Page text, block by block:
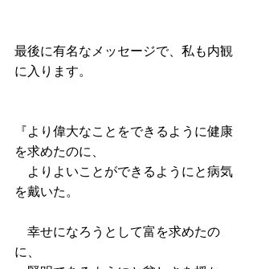
最後に有名なメッセージで、私も内観
に入ります。
『より偉大なことをできるように健康
を求めたのに、
よりよいことができるようにと病気
を戴いた。
幸せになろうとして富を求めたの
に、